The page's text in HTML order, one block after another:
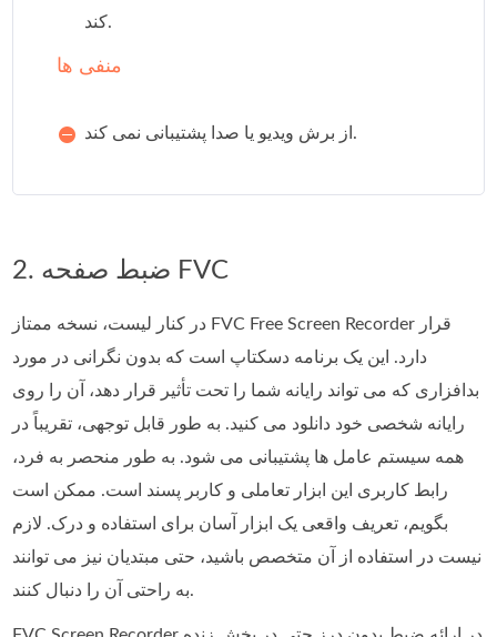
کند.
منفی ها
از برش ویدیو یا صدا پشتیبانی نمی کند.
2. ضبط صفحه FVC
در کنار لیست، نسخه ممتاز FVC Free Screen Recorder قرار
دارد. این یک برنامه دسکتاپ است که بدون نگرانی در مورد
بدافزاری که می تواند رایانه شما را تحت تأثیر قرار دهد، آن را روی
رایانه شخصی خود دانلود می کنید. به طور قابل توجهی، تقریباً در
همه سیستم عامل ها پشتیبانی می شود. به طور منحصر به فرد،
رابط کاربری این ابزار تعاملی و کاربر پسند است. ممکن است
بگویم، تعریف واقعی یک ابزار آسان برای استفاده و درک. لازم
نیست در استفاده از آن متخصص باشید، حتی مبتدیان نیز می توانند
به راحتی آن را دنبال کنند.